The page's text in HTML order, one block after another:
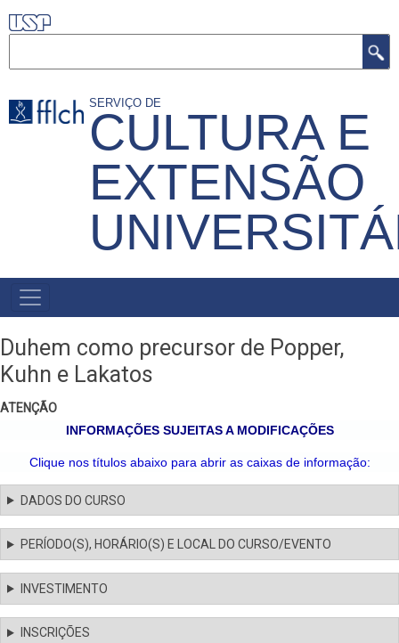
Pular
para
principal
SERVIÇO DE
CULTURA E
EXTENSÃO
MENU
PRIMÁRIO
Duhem como precursor de Popper,
Kuhn e Lakatos
ATENÇÃO
INFORMAÇÕES SUJEITAS A MODIFICAÇÕES
Clique nos títulos abaixo para abrir as caixas de informação:
DADOS DO CURSO
PERÍODO(S), HORÁRIO(S) E LOCAL DO CURSO/EVENTO
INVESTIMENTO
INSCRIÇÕES